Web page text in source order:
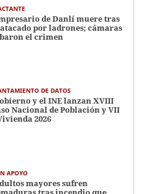
de Danlí muere tras
por ladrones; cámaras
el crimen
DE DATOS
y el INE lanzan XVIII
Nacional de Población y VII
2026
APOYO
mayores sufren